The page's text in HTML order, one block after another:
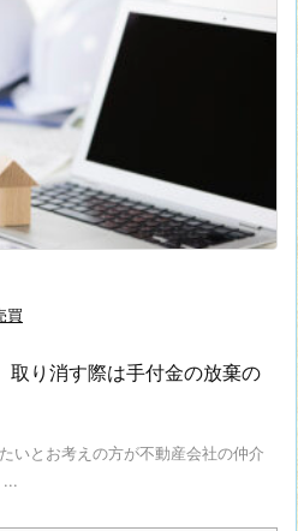
買
取り消す際は手付金の放棄の
いとお考えの方が不動産会社の仲介